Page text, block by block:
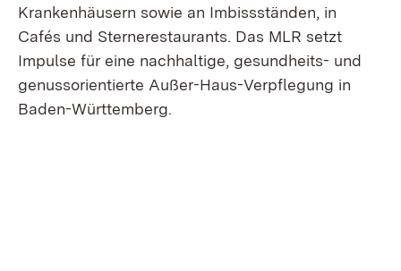
Krankenhäusern sowie an Imbissständen, in
Cafés und Sternerestaurants. Das MLR setzt
Impulse für eine nachhaltige, gesundheits- und
genussorientierte Außer-Haus-Verpflegung in
Baden-Württemberg.